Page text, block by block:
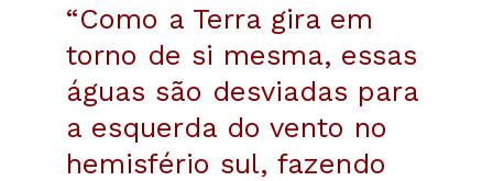
“Como a Terra gira em
torno de si mesma, essas
águas são desviadas para
a esquerda do vento no
hemisfério sul, fazendo